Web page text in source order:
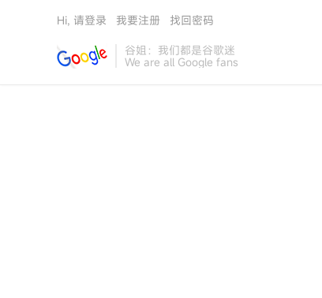
谷姐：我们都是谷歌迷
We are all Google fans
Hi, 请登录 我要注册 找回密码